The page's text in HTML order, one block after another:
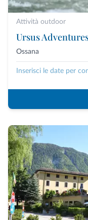
Attività outdoor
Ossana
Inserisci le date per